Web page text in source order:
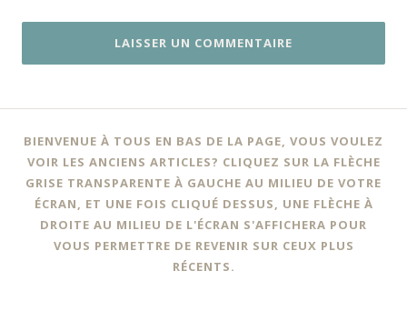
BIENVENUE À TOUS EN BAS DE LA PAGE, VOUS VOULEZ
VOIR LES ANCIENS ARTICLES? CLIQUEZ SUR LA FLÈCHE
GRISE TRANSPARENTE À GAUCHE AU MILIEU DE VOTRE
ÉCRAN, ET UNE FOIS CLIQUÉ DESSUS, UNE FLÈCHE À
DROITE AU MILIEU DE L'ÉCRAN S'AFFICHERA POUR
VOUS PERMETTRE DE REVENIR SUR CEUX PLUS
RÉCENTS.